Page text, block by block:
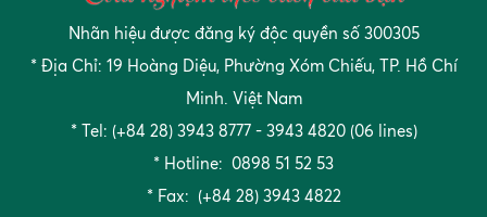
Nhãn hiệu được đăng ký độc quyền số 300305
* Địa Chỉ: 19 Hoàng Diệu, Phường Xóm Chiếu, TP. Hồ Chí
Minh. Việt Nam
* Tel: (+84 28) 3943 8777 - 3943 4820 (06 lines)
* Hotline: 0898 51 52 53
* Fax: (+84 28) 3943 4822